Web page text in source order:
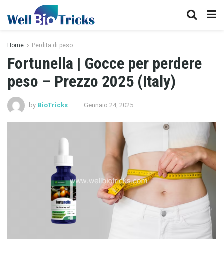
Home Perdita di peso
Fortunella | Gocce per perdere
peso – Prezzo 2025 (Italy)
by BioTricks Gennaio 24, 2025